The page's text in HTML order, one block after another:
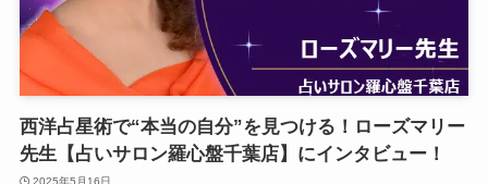
西洋占星術で“本当の自分”を見つける！ローズマリー
先生【占いサロン羅心盤千葉店】にインタビュー！
2025年5月16日